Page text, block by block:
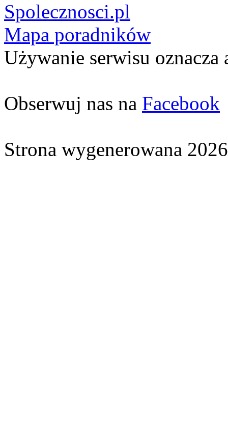
Spolecznosci.pl
Mapa poradników
Używanie serwisu oznacza
Obserwuj nas na Facebook
Strona wygenerowana